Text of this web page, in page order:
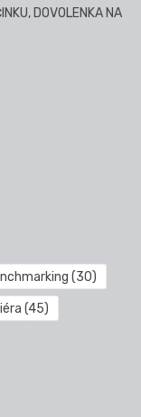
DOVOLENKA NA
(30)
(45)